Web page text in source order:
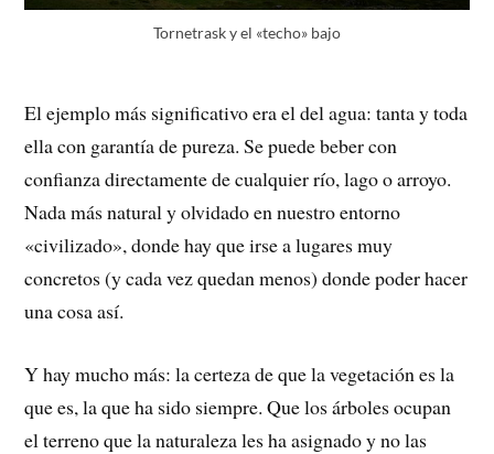
Tornetrask y el «techo» bajo
El ejemplo más significativo era el del agua: tanta y toda
ella con garantía de pureza. Se puede beber con
confianza directamente de cualquier río, lago o arroyo.
Nada más natural y olvidado en nuestro entorno
«civilizado», donde hay que irse a lugares muy
concretos (y cada vez quedan menos) donde poder hacer
una cosa así.
Y hay mucho más: la certeza de que la vegetación es la
que es, la que ha sido siempre. Que los árboles ocupan
el terreno que la naturaleza les ha asignado y no las